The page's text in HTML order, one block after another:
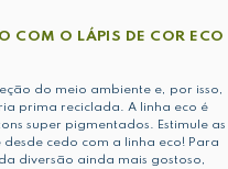
COM O LÁPIS DE COR ECO
do meio ambiente e, por isso,
prima reciclada. A linha eco é
super pigmentados. Estimule as
cedo com a linha eco! Para
diversão ainda mais gostoso,